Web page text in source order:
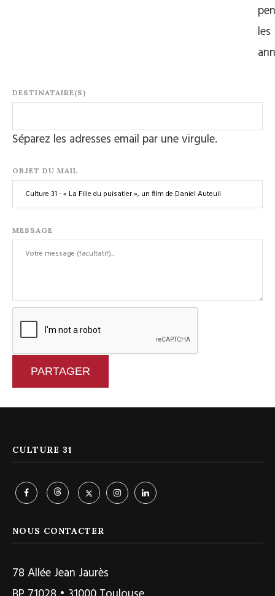
les
DESTINATAIRE(S)
Séparez les adresses email par une virgule.
OBJET DU MAIL
MESSAGE
PARTAGER
CULTURE 31
NOUS CONTACTER
78 Allée Jean Jaurès